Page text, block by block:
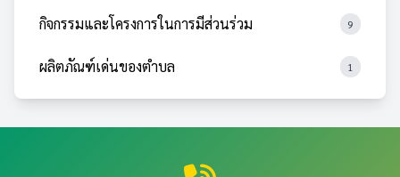
กิจกรรมและโครงการในการมีส่วนร่วม 9
ผลิตภัณฑ์เด่นของตำบล 1